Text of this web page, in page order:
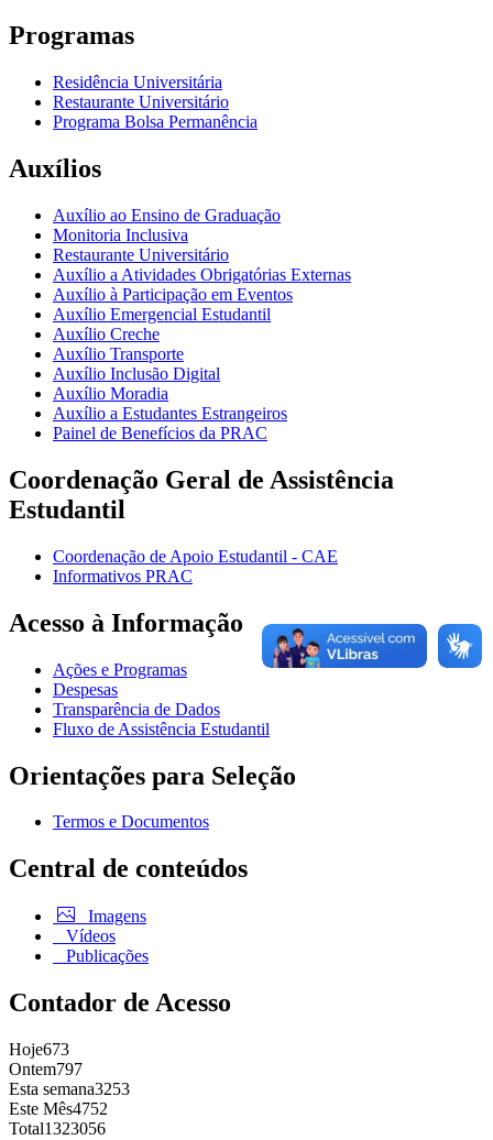
Programas
Residência Universitária
Restaurante Universitário
Programa Bolsa Permanência
Auxílios
Auxílio ao Ensino de Graduação
Monitoria Inclusiva
Restaurante Universitário
Auxílio a Atividades Obrigatórias Externas
Auxílio à Participação em Eventos
Auxílio Emergencial Estudantil
Auxílio Creche
Auxílio Transporte
Auxílio Inclusão Digital
Auxílio Moradia
Auxílio a Estudantes Estrangeiros
Painel de Benefícios da PRAC
Coordenação Geral de Assistência
Estudantil
Coordenação de Apoio Estudantil - CAE
Informativos PRAC
Acesso à Informação
Ações e Programas
Despesas
Transparência de Dados
Fluxo de Assistência Estudantil
Orientações para Seleção
Termos e Documentos
Central de conteúdos
Imagens
Vídeos
Publicações
Contador de Acesso
Hoje673
Ontem797
Esta semana3253
Este Mês4752
Total1323056